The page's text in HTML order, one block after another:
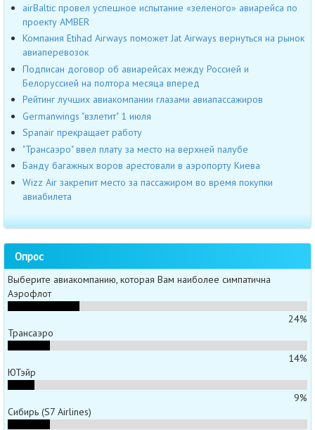
airBaltic провел успешное испытание «зеленого» авиарейса по
проекту AMBER
Компания Etihad Airways поможет Jat Airways вернуться на рынок
авиаперевозок
Подписан договор об авиарейсах между Россией и
Белоруссией на полтора месяца вперед
Рейтинг лучших авиакомпании глазами авиапассажиров
Germanwings "взлетит" 1 июля
Spanair прекращает работу
"Трансаэро" ввел плату за место на верхней палубе
Банду багажных воров арестовали в аэропорту Киева
Wizz Air закрепит место за пассажиром во время покупки
авиабилета
Опрос
Выберите авиакомпанию, которая Вам наиболее симпатична
Аэрофлот
24%
Трансаэро
14%
ЮТэйр
9%
Сибирь (S7 Airlines)